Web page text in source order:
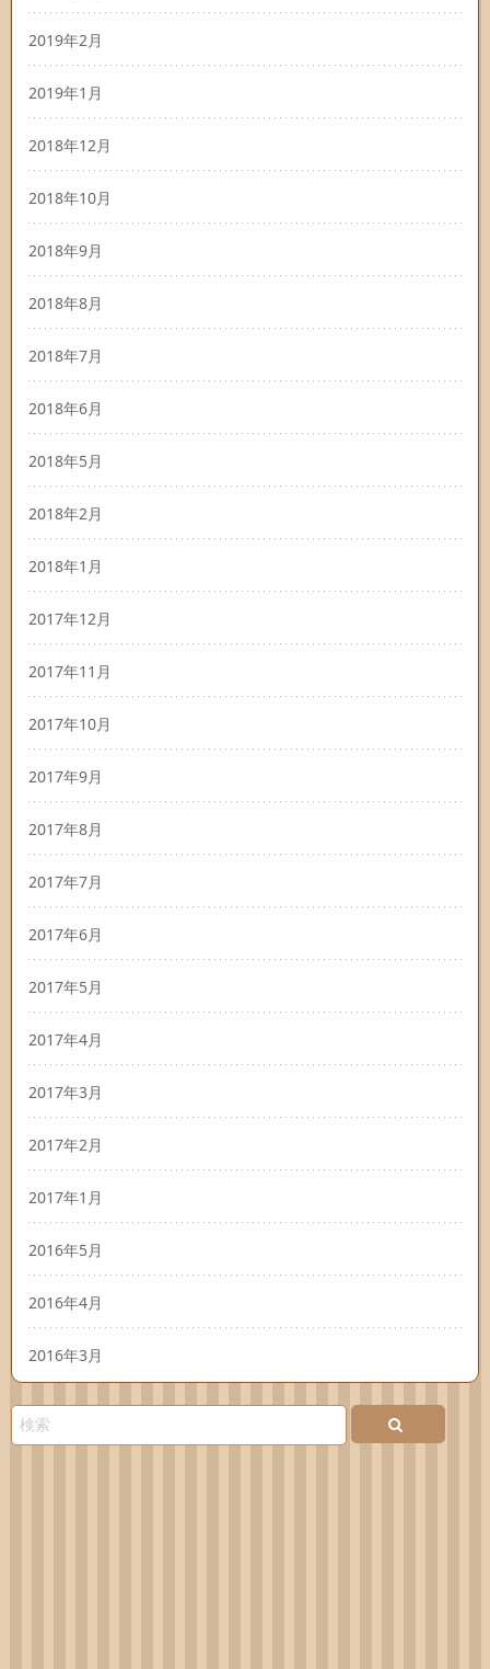
2019年2月
2019年1月
2018年12月
2018年10月
2018年9月
2018年8月
2018年7月
2018年6月
2018年5月
2018年2月
2018年1月
2017年12月
2017年11月
2017年10月
2017年9月
2017年8月
2017年7月
2017年6月
2017年5月
2017年4月
2017年3月
2017年2月
2017年1月
2016年5月
2016年4月
2016年3月